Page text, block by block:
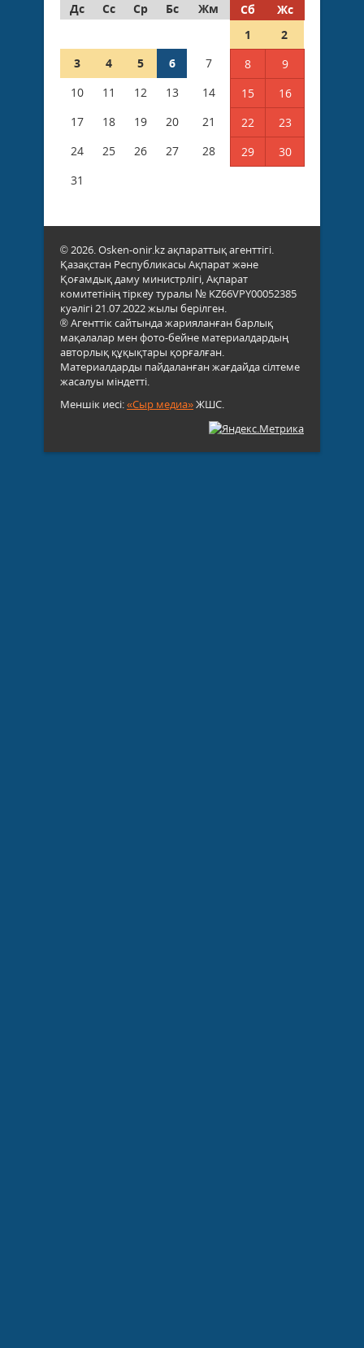
Дс
Сс Ср Бс Жм Сб
Жс
1
2
3
4 5 6 7 8
9
10
11 12 13 14 15
16
17
18 19 20 21 22
23
24
25 26 27 28 29
30
31
© 2026. Osken-onir.kz ақпараттық агенттігі.
Қазақстан Республикасы Ақпарат және
Қоғамдық даму министрлігі, Ақпарат
комитетінің тіркеу туралы № KZ66VPY00052385
куәлігі 21.07.2022 жылы берілген.
® Агенттік сайтында жарияланған барлық
мақалалар мен фото-бейне материалдардың
авторлық құқықтары қорғалған.
Материалдарды пайдаланған жағдайда сілтеме
жасалуы міндетті.
Меншік иесі:«Сыр медиа»ЖШС.